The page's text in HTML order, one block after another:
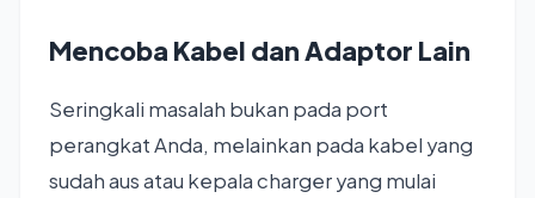
Mencoba Kabel dan Adaptor Lain
Seringkali masalah bukan pada port
perangkat Anda, melainkan pada kabel yang
sudah aus atau kepala charger yang mulai